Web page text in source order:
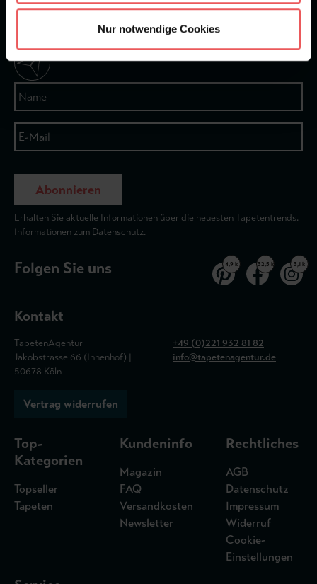
Nur notwendige Cookies
Abonnieren
Erhalten Sie aktuelle Informationen über die neuesten Tapetentrends.
Informationen zum Datenschutz.
Folgen Sie uns 4,9 k 32,5 k 3,1 k
Kontakt
TapetenAgentur
Jakobstrasse 66 (Innenhof) |
50678 Köln
+49 (0)221 932 81 82
info@tapetenagentur.de
Vertrag widerrufen
Top-
Kategorien
Topseller
Tapeten
Kundeninfo
Magazin
FAQ
Versandkosten
Newsletter
Rechtliches
AGB
Datenschutz
Impressum
Widerruf
Cookie-
Einstellungen